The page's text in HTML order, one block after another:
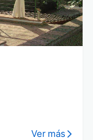
Ver más